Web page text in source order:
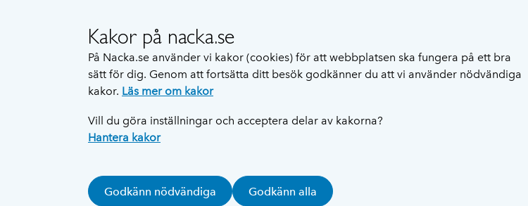
Kakor på nacka.se
På Nacka.se använder vi kakor (cookies) för att webbplatsen ska fungera på ett bra
sätt för dig. Genom att fortsätta ditt besök godkänner du att vi använder nödvändiga
kakor. Läs mer om kakor
Vill du göra inställningar och acceptera delar av kakorna?
Hantera kakor
Godkänn nödvändiga Godkänn alla